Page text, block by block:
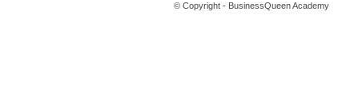
© Copyright - BusinessQueen Academy